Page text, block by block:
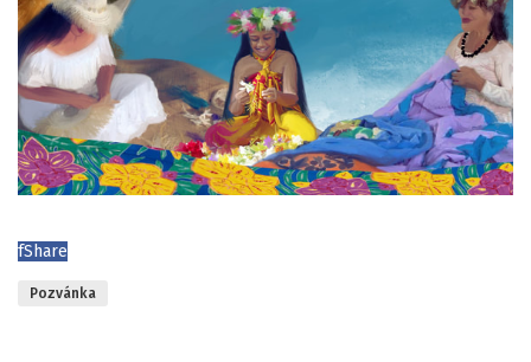
fShare
Pozvánka